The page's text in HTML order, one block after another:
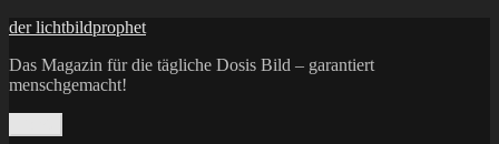
Zum
springen
der lichtbildprophet
Das Magazin für die tägliche Dosis Bild – garantiert
menschgemacht!